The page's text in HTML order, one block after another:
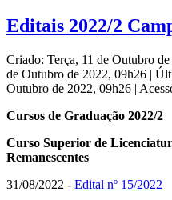
Editais 2022/2
Criado: Terça, 11 de Outubro
de Outubro de 2022, 09h26 |
Outubro de 2022, 09h26 |
Cursos de Graduação 2022/2
Curso Superior de
Remanescentes
31/08/2022 - Edital nº 15/2022